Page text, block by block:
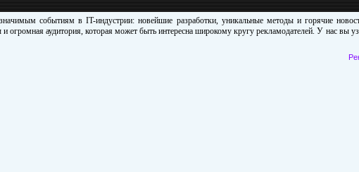
событиям в IT-индустрии: новейшие разработки, уникальные методы и горячие
огромная аудитория, которая может быть интересна широкому кругу рекламодателей. У нас вы